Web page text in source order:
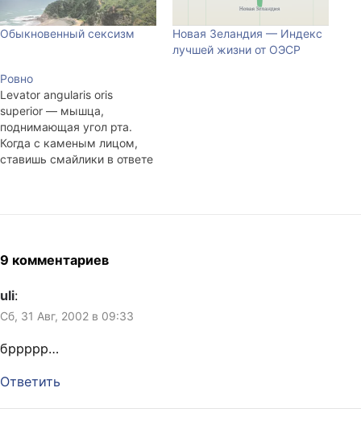
Обыкновенный сексизм
Новая Зеландия — Индекс
лучшей жизни от ОЭСР
Ровно
Levator angularis oris
superior — мышца,
поднимающая угол рта.
Когда с каменым лицом,
ставишь смайлики в ответе
когда положено слушать
OK Computer и пить тёплое
красное вино, когда всё
слякотно, серо…
9 комментариев
uli:
Сб, 31 Авг, 2002 в 09:33
бррррр…
Ответить